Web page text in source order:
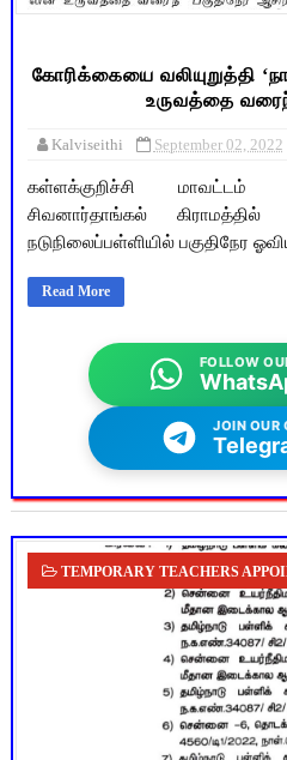
கோரிக்கையை வலியுறுத்தி
உருவத்தை
Kalviseithi September 02, 2022
கள்ளக்குறிச்சி மாவட்டம்
சிவனார்தாங்கல்
நடுநிலைப்பள்ளியில் பகுதிநேர
Read More
FOLLOW
JOIN OUR
TEMPORARY TEACHERS